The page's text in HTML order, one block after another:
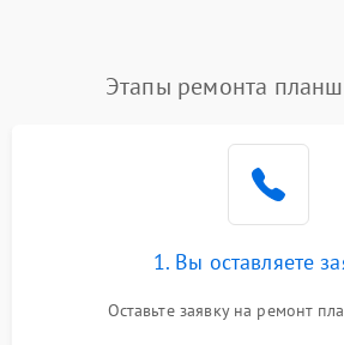
Этапы ремонта
1. Вы оставляете
Оставьте заявку на ремонт